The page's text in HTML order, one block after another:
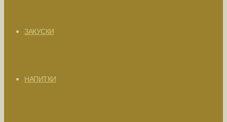
ЗАКУСКИ
НАПИТКИ